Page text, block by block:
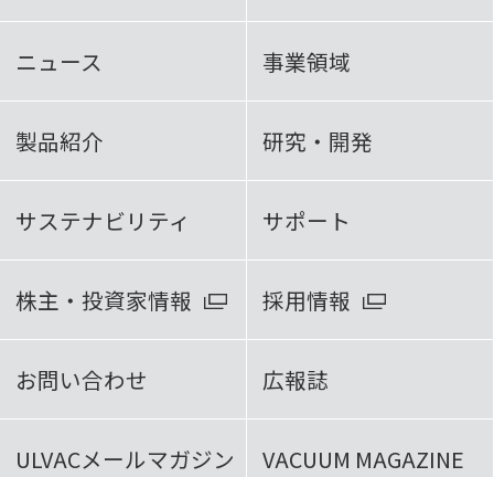
ニュース 事業領域
製品紹介 研究・開発
サステナビリティ サポート
株主・投資家情報 採用情報
お問い合わせ 広報誌
ULVACメールマガジン VACUUM MAGAZINE